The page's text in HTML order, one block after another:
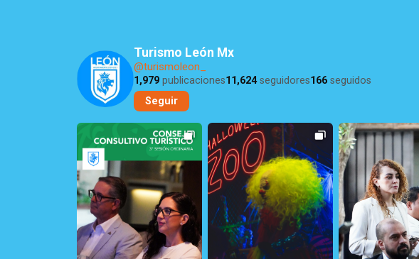
Turismo León Mx
@turismoleon_
1,979 publicaciones11,624seguidores166 seguidos
Seguir